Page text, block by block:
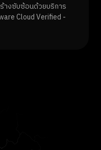
างซับซ้อนด้วยบริการ
Cloud Verified -